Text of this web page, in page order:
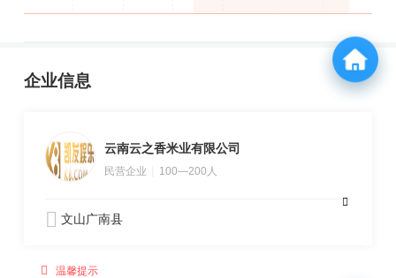
企业信息
云南云之香米业有限公司
民营企业 100—200人
文山广南县
温馨提示